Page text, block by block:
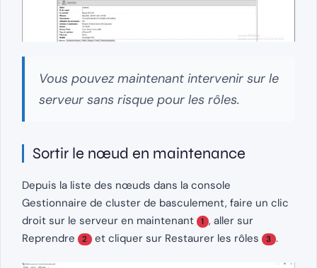
Vous pouvez maintenant intervenir sur le
serveur sans risque pour les rôles.
Sortir le nœud en maintenance
Depuis la liste des nœuds dans la console
Gestionnaire de cluster de basculement, faire un clic
droit sur le serveur en maintenant
1 , aller sur
Reprendre
2 et cliquer sur Restaurer les rôles 3 .